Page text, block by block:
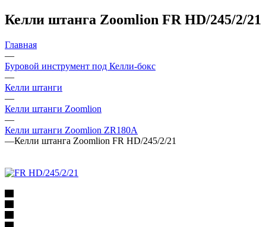
Келли штанга Zoomlion FR HD/245/2/21
Главная
—
Буровой инструмент под Келли-бокс
—
Келли штанги
—
Келли штанги Zoomlion
—
Келли штанги Zoomlion ZR180A
—Келли штанга Zoomlion FR HD/245/2/21